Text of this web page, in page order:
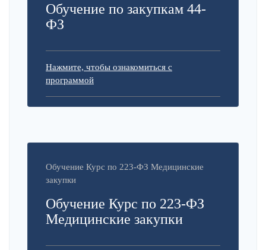
Обучение по закупкам 44-
ФЗ
Нажмите, чтобы ознакомиться с
программой
Обучение Курс по 223-ФЗ Медицинские
закупки
Обучение Курс по 223-ФЗ
Медицинские закупки